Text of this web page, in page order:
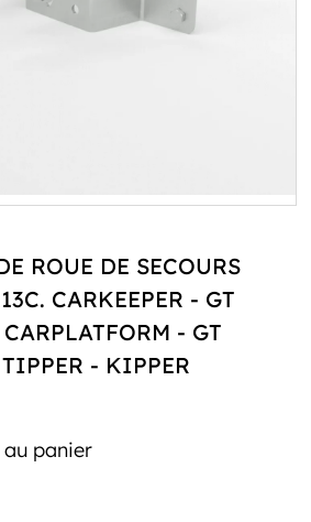
ROUE DE SECOURS
CARKEEPER - GT
- GT
- KIPPER
panier